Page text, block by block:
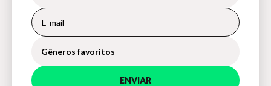
Gêneros favoritos
ENVIAR